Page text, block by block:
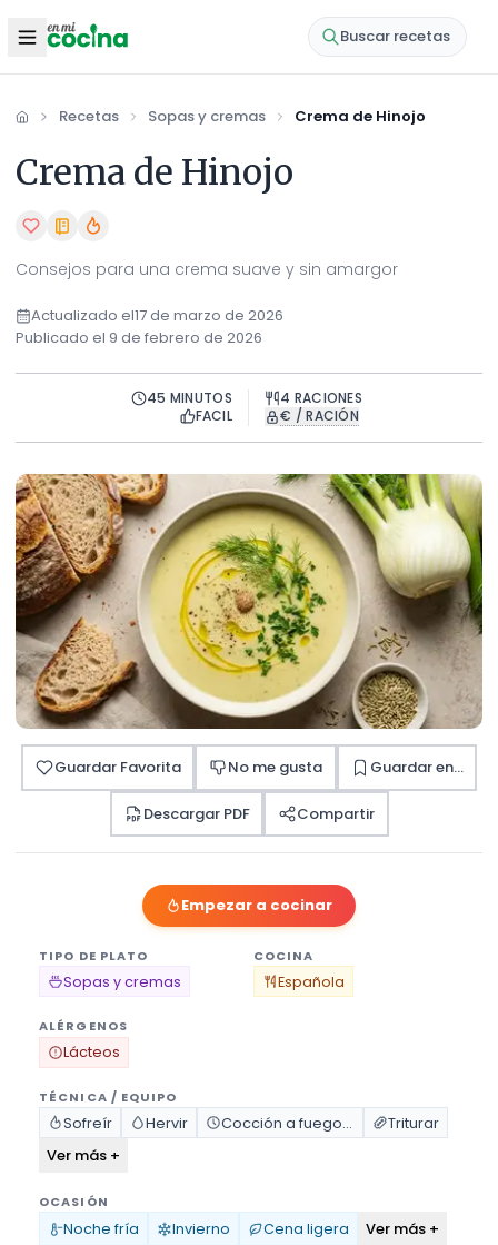
Buscar recetas
Inicio Recetas Sopas y cremas Crema de Hinojo
Crema de Hinojo
Consejos para una crema suave y sin amargor
Actualizado el17 de marzo de 2026
Publicado el 9 de febrero de 2026
45 MINUTOS
FACIL
4 RACIONES
€ / RACIÓN
Guardar Favorita No me gusta Guardar en...
Descargar PDF Compartir
Empezar a cocinar
TIPO DE PLATO
Sopas y cremas
COCINA
Española
ALÉRGENOS
Lácteos
TÉCNICA / EQUIPO
Sofreír Hervir Cocción a fuego lento Triturar
Ver más +
OCASIÓN
Noche fría Invierno Cena ligera Ver más +